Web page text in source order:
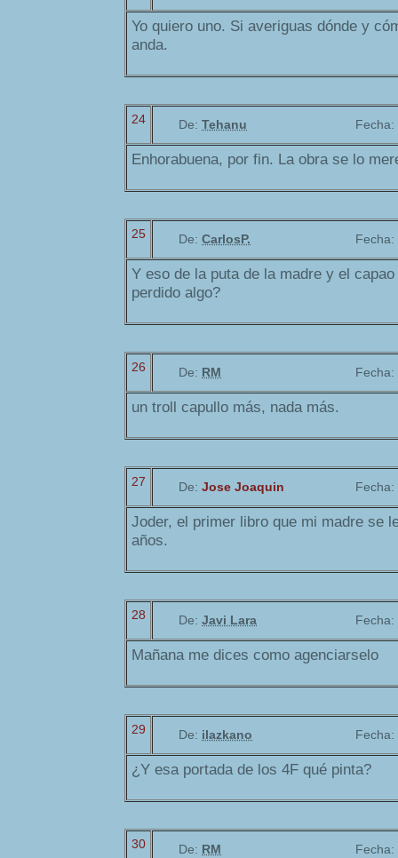
Yo quiero uno. Si averiguas dónde y
anda.
24 De: Tehanu Fecha:
Enhorabuena, por fin. La obra se lo
25 De: CarlosP. Fecha:
Y eso de la puta de la madre y el
perdido algo?
26 De: RM Fecha:
un troll capullo más, nada más.
27 De: Jose Joaquin Fecha:
Joder, el primer libro que mi madre se
años.
28 De: Javi Lara Fecha:
Mañana me dices como agenciarselo
29 De: ilazkano Fecha:
¿Y esa portada de los 4F qué pinta?
30 De: RM Fecha: